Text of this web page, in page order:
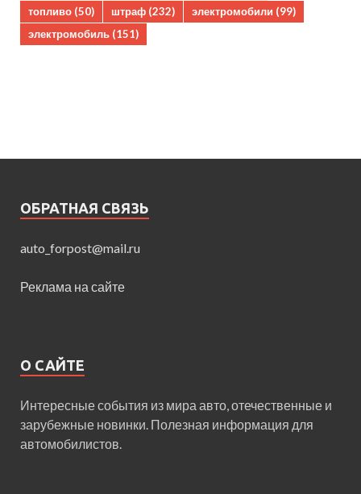
топливо (50) штраф (232) электромобили (99)
электромобиль (151)
ОБРАТНАЯ СВЯЗЬ
auto_forpost@mail.ru
Реклама на сайте
О САЙТЕ
Интересные события из мира авто, отечественные и
зарубежные новинки. Полезная информация для
автомобилистов.